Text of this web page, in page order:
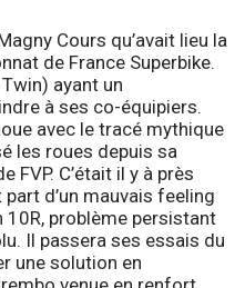
Cours qu’avait lieu la
de France Superbike.
ayant un
à ses co-équipiers.
avec le tracé mythique
les roues depuis sa
FVP. C’était il y à près
part d’un mauvais feeling
10R, problème persistant
Il passera ses essais du
une solution en